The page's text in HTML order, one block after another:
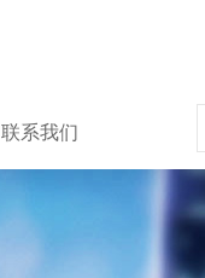
联系我们